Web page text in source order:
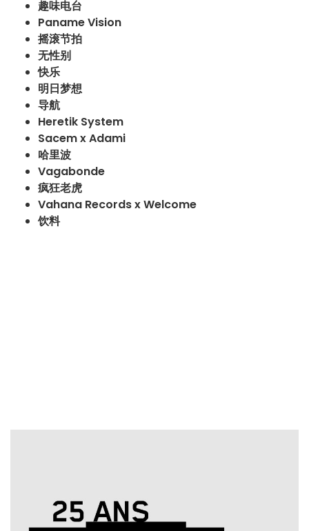
趣味电台
Paname Vision
摇滚节拍
无性别
快乐
明日梦想
导航
Heretik System
Sacem x Adami
哈里波
Vagabonde
疯狂老虎
Vahana Records x Welcome
饮料